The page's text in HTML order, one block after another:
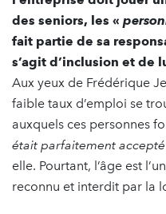
des seniors, les «
fait partie de sa
s’agit d’inclusion et de
Aux yeux de Frédérique
faible taux d’emploi se
auxquels ces personnes
était parfaitement accepté
elle. Pourtant, l’âge est
reconnu et interdit par la